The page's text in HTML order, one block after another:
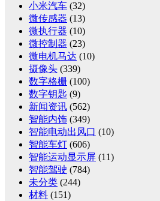
小米汽车 (32)
微传感器 (13)
微执行器 (10)
微控制器 (23)
微电机马达 (10)
摄像头 (339)
数字格栅 (100)
数字钥匙 (9)
新闻资讯 (562)
智能内饰 (349)
智能电动出风口 (10)
智能车灯 (606)
智能运动显示屏 (11)
智能驾驶 (784)
未分类 (244)
材料 (151)